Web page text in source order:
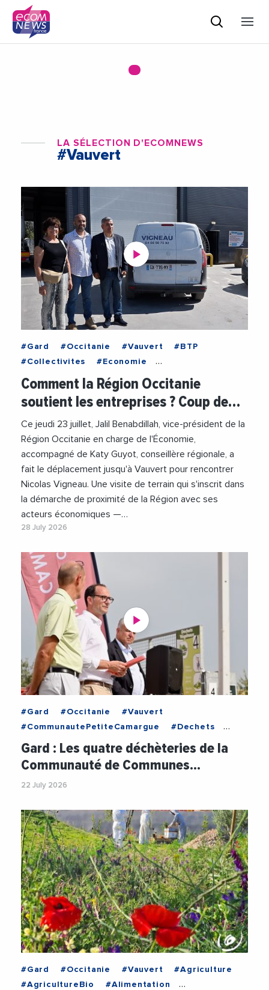
LA SÉLECTION D'ECOMNEWS
#Vauvert
#Gard #Occitanie #Vauvert
#BTP
#Collectivites
#Economie
#EconomieCirculaire
#JalilBenabdillah
#Videos
#VieDesEntreprises
Comment la Région Occitanie
soutient les entreprises ? Coup de…
Ce jeudi 23 juillet, Jalil Benabdillah, vice-président de la
Région Occitanie en charge de l'Économie,
accompagné de Katy Guyot, conseillère régionale, a
fait le déplacement jusqu'à Vauvert pour rencontrer
Nicolas Vigneau. Une visite de terrain qui s'inscrit dans
la démarche de proximité de la Région avec ses
acteurs économiques —…
28 July 2026
#Gard #Occitanie
#Vauvert
#CommunautePetiteCamargue
#Dechets
#Economie
#Environnement
#NicolasMeizonnet
Gard : Les quatre déchèteries de la
Communauté de Communes…
22 July 2026
#Gard #Occitanie #Vauvert
#Agriculture
#AgricultureBio
#Alimentation